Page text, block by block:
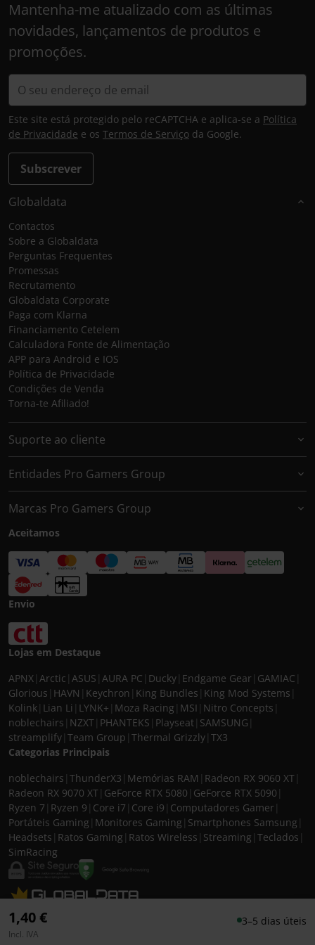
1,40 € 3–5 dias úteis
Incl. IVA
Mantenha-me atualizado com as últimas
novidades, lançamentos de produtos e
promoções.
Subscrever
Este site está protegido pelo reCAPTCHA e aplica-se a Política
de Privacidade e os Termos de Serviço da Google.
Globaldata
Contactos
Sobre a Globaldata
Perguntas Frequentes
Promessas
Recrutamento
Globaldata Corporate
Paga com Klarna
Financiamento Cetelem
Calculadora Fonte de Alimentação
APP para Android e IOS
Política de Privacidade
Condições de Venda
Torna-te Afiliado!
Suporte ao cliente
Entidades Pro Gamers Group
Marcas Pro Gamers Group
Aceitamos
Envio
Lojas em Destaque
APNX Arctic ASUS AURA PC Ducky Endgame Gear GAMIAC
Glorious HAVN Keychron King Bundles King Mod Systems
Kolink Lian Li LYNK+ Moza Racing MSI Nitro Concepts
noblechairs NZXT PHANTEKS Playseat SAMSUNG
streamplify Team Group Thermal Grizzly TX3
Categorias Principais
noblechairs ThunderX3 Memórias RAM Radeon RX 9060 XT
Radeon RX 9070 XT GeForce RTX 5080 GeForce RTX 5090
Ryzen 7 Ryzen 9 Core i7 Core i9 Computadores Gamer
Portáteis Gaming Monitores Gaming Smartphones Samsung
Headsets Ratos Gaming Ratos Wireless Streaming Teclados
SimRacing
© 2026 CASEKING IBERIA. TODOS OS DIREITOS RESERVADOS. IVA incluído à
taxa em vigor para todos os produtos. As fotos apresentadas podem não
corresponder às configurações descritas. Preços e especificações sujeitos a